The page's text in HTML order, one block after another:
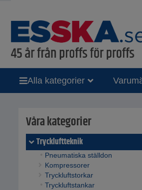
Alla kategorier
Våra kategorier
Tryckluftteknik
Pneumatiska ställdon
Kompressorer
Tryckluftstorkar
Tryckluftstankar